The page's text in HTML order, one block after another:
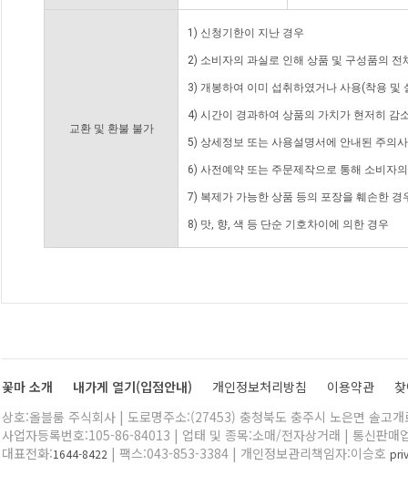
교환 및 환불 불가
1) 신청기한이 지난 경우
2) 소비자의 과실로 인해 상품 및 구성품의
3) 개봉하여 이미 섭취하였거나 사용(착용 및
4) 시간이 경과하여 상품의 가치가 현저히 감
5) 상세정보 또는 사용설명서에 안내된 주의
6) 사전예약 또는 주문제작으로 통해 소비자
7) 복제가 가능한 상품 등의 포장을 훼손한 경
8) 맛, 향, 색 등 단순 기호차이에 의한 경우
꽃마 소개 내가게 열기(입점안내) 개인정보처리방침 이용약관
상호:올블룸 주식회사 | 도로명주소:(27453) 충청북도 충주시 노은면 솔고
사업자등록번호:105-86-84013 | 업태 및 종목:소매/전자상거래 | 통신판매
대표전화:1644-8422 | 팩스:043-853-3384 | 개인정보관리책임자:이승호